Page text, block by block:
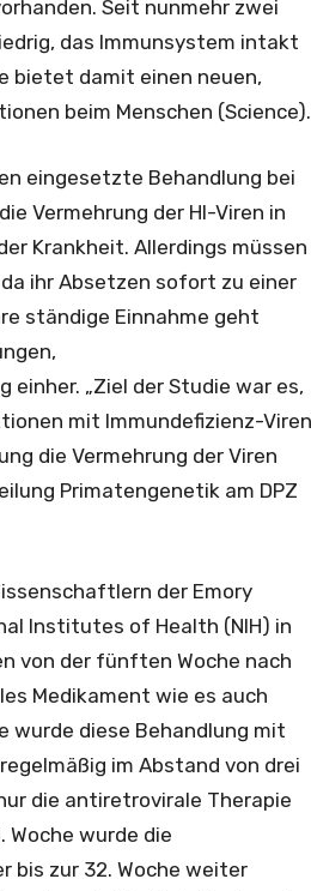
Seit nunmehr zwei
das Immunsystem intakt
bietet damit einen neuen,
beim Menschen (Science).
eingesetzte Behandlung bei
Vermehrung der HI-Viren in
Krankheit. Allerdings müssen
ihr Absetzen sofort zu einer
ständige Einnahme geht
„Ziel der Studie war es,
mit Immundefizienz-Viren
die Vermehrung der Viren
Primatengenetik am DPZ
der Emory
Institutes of Health (NIH) in
von der fünften Woche nach
Medikament wie es auch
wurde diese Behandlung mit
im Abstand von drei
die antiretrovirale Therapie
Woche wurde die
bis zur 32. Woche weiter